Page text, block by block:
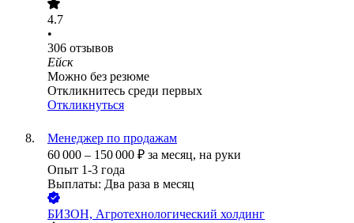
4.7
•
306 отзывов
Ейск
Можно без резюме
Откликнитесь среди первых
Откликнуться
Менеджер по продажам
60 000 – 150 000 ₽ за месяц, на руки
Опыт 1-3 года
Выплаты: Два раза в месяц
БИЗОН, Агротехнологический холдинг